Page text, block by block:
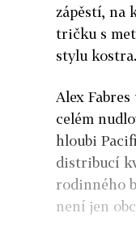
zápěstí, na
tričku s
stylu kostra.
Alex
celém
hloubi
distribucí
rodinného
není jen